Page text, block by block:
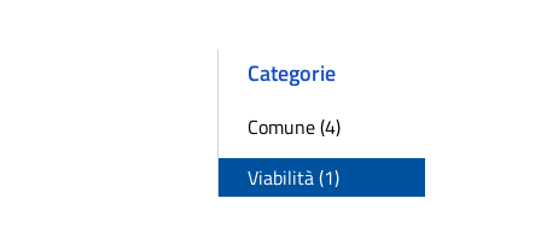
Categorie
Comune (4)
Viabilità (1)